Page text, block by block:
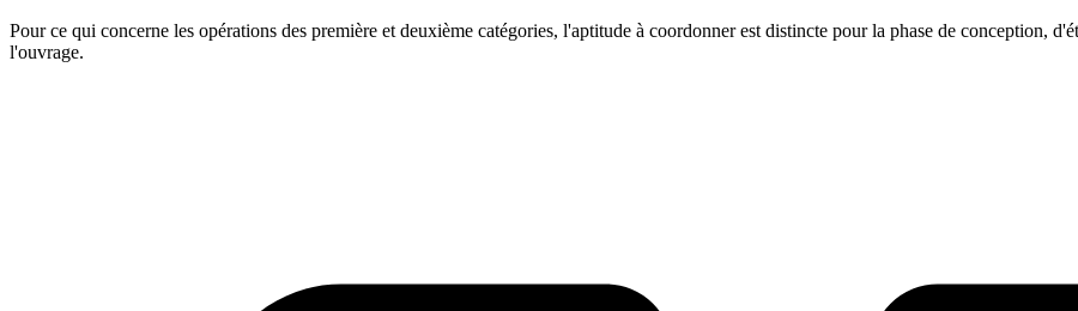
Pour ce qui concerne les opérations des première et deuxième catégories, l'aptitude à coordonner est distincte pour la phase de conception,
l'ouvrage.